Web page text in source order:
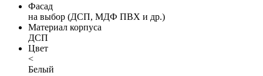
Фасад
на выбор (ДСП, МДФ ПВХ и др.)
Материал корпуса
ДСП
Цвет
<
Белый